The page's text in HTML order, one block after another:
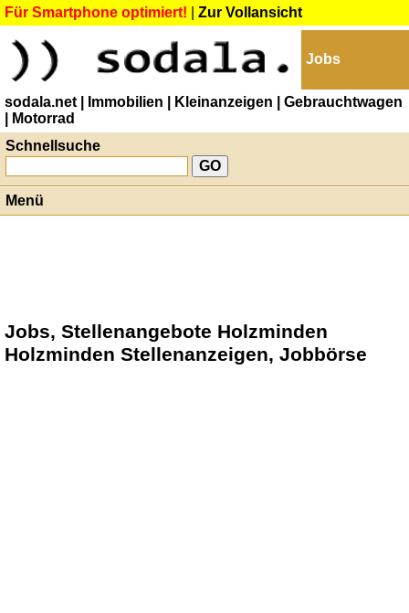
Für Smartphone optimiert! Zur Vollansicht
Jobs
sodala.net | Immobilien | Kleinanzeigen
| Gebrauchtwagen
| Motorrad
Schnellsuche
Menü
Jobs, Stellenangebote Holzminden
Holzminden Stellenanzeigen, Jobbörse